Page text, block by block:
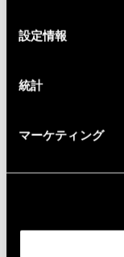
設定情報
統計
マーケティング
l'équipe
Quelques